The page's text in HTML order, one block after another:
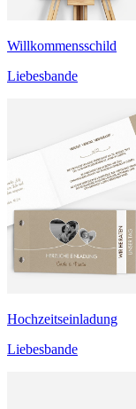
Willkommensschild
Liebesbande
Hochzeitseinladung
Liebesbande